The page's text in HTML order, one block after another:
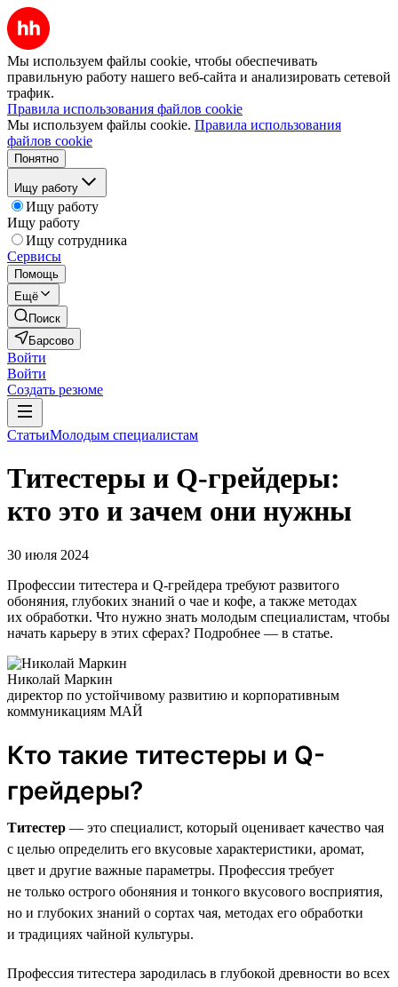
Мы используем файлы cookie, чтобы обеспечивать
правильную работу нашего веб-сайта и анализировать сетевой
трафик.
Правила использования файлов cookie
Мы используем файлы cookie. Правила использования
файлов cookie
Понятно
Ищу работу
Ищу работу
Ищу работу
Ищу сотрудника
Сервисы
Помощь
Ещё
Поиск
Барсово
Войти
Войти
Создать резюме
СтатьиМолодым специалистам
Tитестеры и Q-грейдеры:
кто это и зачем они нужны
30 июля 2024
Профессии титестера и Q-грейдера требуют развитого
обоняния, глубоких знаний о чае и кофе, а также методах
их обработки. Что нужно знать молодым специалистам, чтобы
начать карьеру в этих сферах? Подробнее — в статье.
Николай Маркин
директор по устойчивому развитию и корпоративным
коммуникациям МАЙ
Кто такие титестеры и Q-
грейдеры?
Титестер — это специалист, который оценивает качество чая
с целью определить его вкусовые характеристики, аромат,
цвет и другие важные параметры. Профессия требует
не только острого обоняния и тонкого вкусового восприятия,
но и глубоких знаний о сортах чая, методах его обработки
и традициях чайной культуры.
Профессия титестера зародилась в глубокой древности во всех